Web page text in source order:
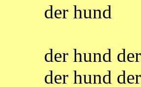
der hund
der hund
der hund